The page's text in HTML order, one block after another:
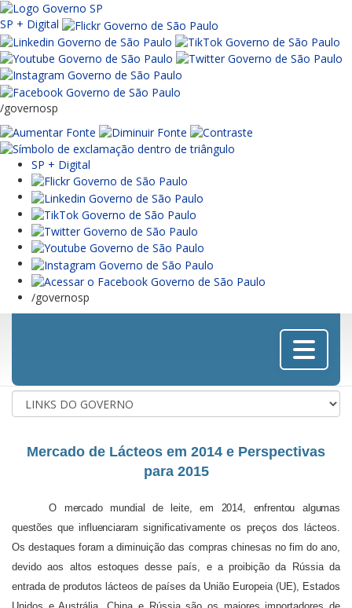
SP + Digital
/governosp
SP + Digital
/governosp
Menu
Mercado de Lácteos em 2014 e Perspectivas
para 2015
O mercado mundial de leite, em 2014, enfrentou algumas
questões que influenciaram significativamente os preços dos lácteos.
Os destaques foram a diminuição das compras chinesas no fim do ano,
devido aos altos estoques desse país, e a proibição da Rússia da
entrada de produtos lácteos de países da União Europeia (UE), Estados